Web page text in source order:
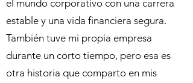
el mundo corporativo con una carrera
estable y una vida financiera segura.
También tuve mi propia empresa
durante un corto tiempo, pero esa es
otra historia que comparto en mis